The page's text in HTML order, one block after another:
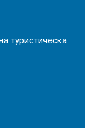
туристическа